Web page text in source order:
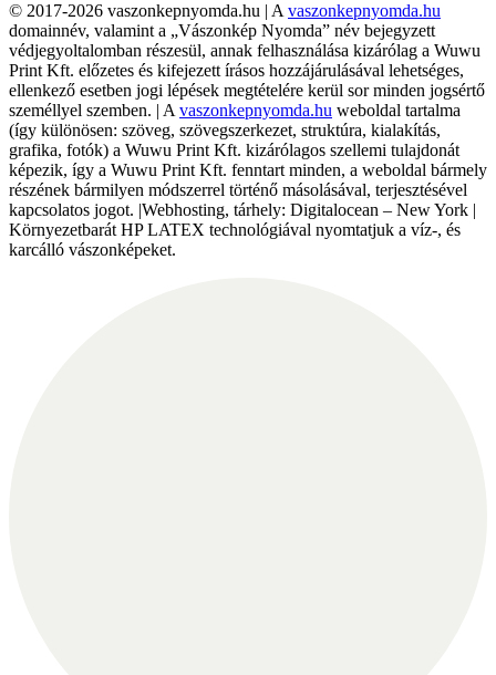
© 2017-2026 vaszonkepnyomda.hu | A vaszonkepnyomda.hu
domainnév, valamint a „Vászonkép Nyomda” név bejegyzett
védjegyoltalomban részesül, annak felhasználása kizárólag a Wuwu
Print Kft. előzetes és kifejezett írásos hozzájárulásával lehetséges,
ellenkező esetben jogi lépések megtételére kerül sor minden jogsértő
személlyel szemben. | A vaszonkepnyomda.hu weboldal tartalma
(így különösen: szöveg, szövegszerkezet, struktúra, kialakítás,
grafika, fotók) a Wuwu Print Kft. kizárólagos szellemi tulajdonát
képezik, így a Wuwu Print Kft. fenntart minden, a weboldal bármely
részének bármilyen módszerrel történő másolásával, terjesztésével
kapcsolatos jogot. |Webhosting, tárhely: Digitalocean – New York |
Környezetbarát HP LATEX technológiával nyomtatjuk a víz-, és
karcálló vászonképeket.